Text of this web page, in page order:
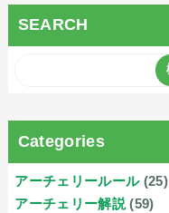
SEARCH
Categories
アーチェリールール (25)
アーチェリー解説 (59)